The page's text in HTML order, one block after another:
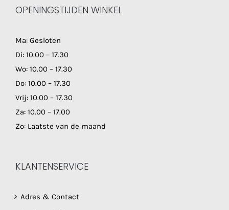
OPENINGSTIJDEN WINKEL
Ma: Gesloten
Di: 10.00 – 17.30
Wo: 10.00 – 17.30
Do: 10.00 – 17.30
Vrij: 10.00 – 17.30
Za: 10.00 – 17.00
Zo: Laatste van de maand
KLANTENSERVICE
Adres & Contact